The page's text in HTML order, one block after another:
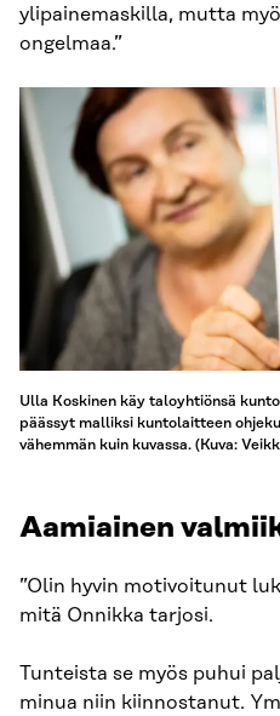
ylipainemaskilla, mutta
ongelmaa.”
Ulla Koskinen käy taloyhtiönsä
päässyt malliksi kuntolaitteen
vähemmän kuin kuvassa. (Kuva:
Aamiainen
”Olin hyvin motivoitunut
mitä Onnikka tarjosi.
Tunteista se myös puhui
minua niin kiinnostanut.